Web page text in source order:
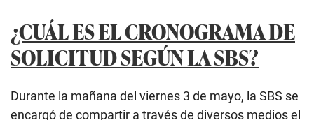
¿CUÁL ES EL CRONOGRAMA DE
SOLICITUD SEGÚN LA SBS?
Durante la mañana del viernes 3 de mayo, la SBS se
encargó de compartir a través de diversos medios el